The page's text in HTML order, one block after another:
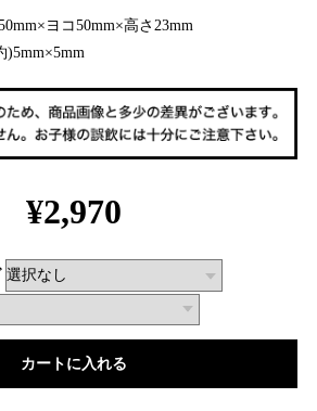
ヨコ50mm×高さ23mm
)5mm×5mm
¥2,970